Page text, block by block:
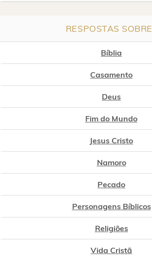
RESPOSTAS SOBRE
Bíblia
Casamento
Deus
Fim do Mundo
Jesus Cristo
Namoro
Pecado
Personagens Bíblicos
Religiões
Vida Cristã